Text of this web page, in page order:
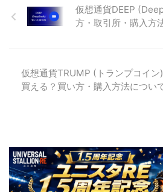
仮想通貨DEEP
方・取引所・購入方
仮想通貨TRUMP (トランプコイン
買える？買い方・購入方法につい